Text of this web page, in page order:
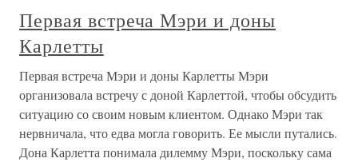
Первая встреча Мэри и доны
Карлетты
Первая встреча Мэри и доны Карлетты Мэри
организовала встречу с доной Карлеттой, чтобы обсудить
ситуацию со своим новым клиентом. Однако Мэри так
нервничала, что едва могла говорить. Ее мысли путались.
Дона Карлетта понимала дилемму Мэри, поскольку сама